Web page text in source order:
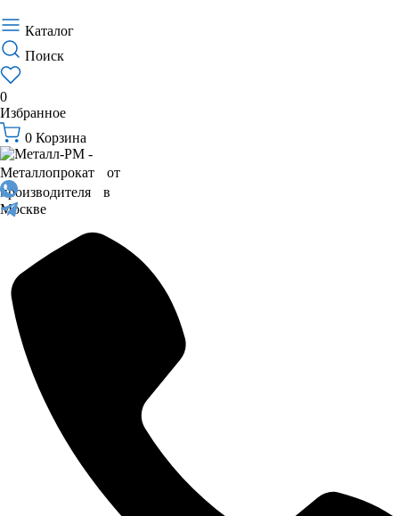
Каталог
Поиск
0
Избранное
0 Корзина